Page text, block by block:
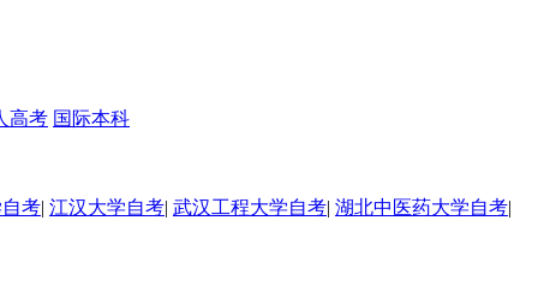
高考 国际本科
考| 江汉大学自考| 武汉工程大学自考| 湖北中医药大学自考|